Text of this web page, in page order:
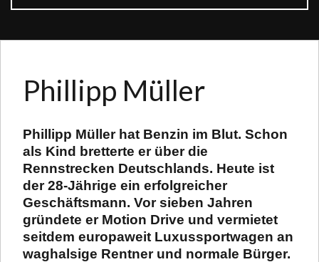
a
Phillipp Müller
Phillipp Müller hat Benzin im Blut. Schon
als Kind bretterte er über die
Rennstrecken Deutschlands. Heute ist
der 28-Jährige ein erfolgreicher
Geschäftsmann. Vor sieben Jahren
gründete er Motion Drive und vermietet
seitdem europaweit Luxussportwagen an
waghalsige Rentner und normale Bürger.